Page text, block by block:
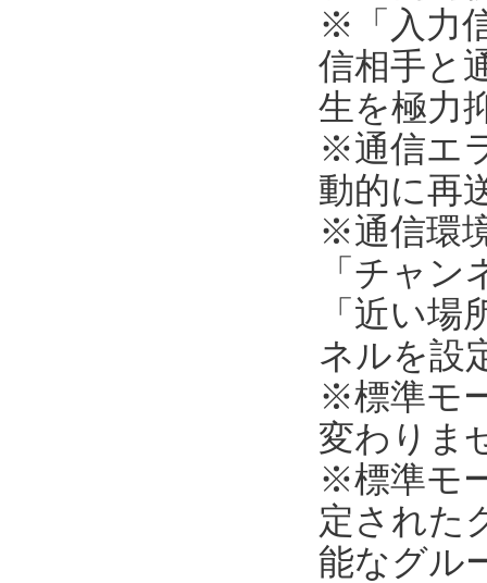
※「入力
信相手と
生を極力
※通信エ
動的に再
※通信環
「チャ
「近い
ネルを設
※標準モ
変わりま
※標準モ
定された
能なグル